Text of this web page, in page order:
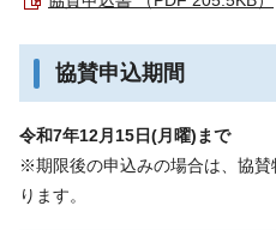
協賛申込期間
令和7年12月15日(月曜)まで
※期限後の申込みの場合は、協
ります。